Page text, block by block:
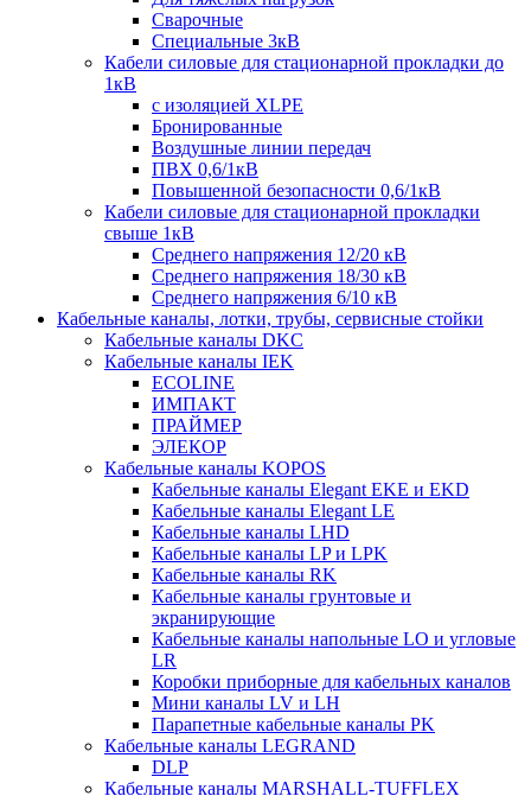
Сварочные
Специальные 3кВ
Кабели силовые для стационарной прокладки до
1кВ
c изоляцией XLPE
Бронированные
Воздушные линии передач
ПВХ 0,6/1кВ
Повышенной безопасности 0,6/1кВ
Кабели силовые для стационарной прокладки
свыше 1кВ
Среднего напряжения 12/20 кВ
Среднего напряжения 18/30 кВ
Среднего напряжения 6/10 кВ
Кабельные каналы, лотки, трубы, сервисные стойки
Кабельные каналы DKC
Кабельные каналы IEK
ECOLINE
ИМПАКТ
ПРАЙМЕР
ЭЛЕКОР
Кабельные каналы KOPOS
Кабельные каналы Elegant EKE и EKD
Кабельные каналы Elegant LE
Кабельные каналы LHD
Кабельные каналы LP и LPK
Кабельные каналы RK
Кабельные каналы грунтовые и
экранирующие
Кабельные каналы напольные LO и угловые
LR
Коробки приборные для кабельных каналов
Мини каналы LV и LH
Парапетные кабельные каналы PK
Кабельные каналы LEGRAND
DLP
Кабельные каналы MARSHALL-TUFFLEX